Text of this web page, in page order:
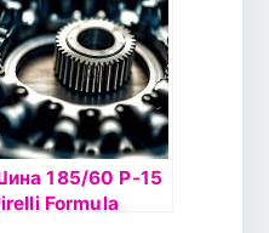
185/60 Р-15
Formula